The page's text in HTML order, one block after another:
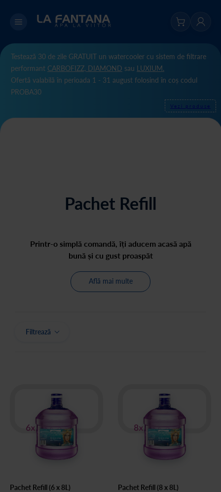
Testează 30 de zile GRATUIT un watercooler cu sistem de filtrare
performant CARBOFIZZ, DIAMOND sau LUXIUM.
Ofertă valabilă în perioada 1 - 31 august folosind în coș codul
PROBA30
Vezi produse
Pachet Refill
Printr-o simplă comandă, îți aducem acasă apă
bună și cu gust proaspăt
Află mai multe
Filtrează
Pachet Refill (6 x 8L) Pachet Refill (8 x 8L)